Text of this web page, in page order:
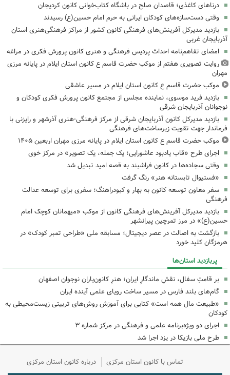
درناهای کاغذی؛ قاصدان صلح در باشگاه کتاب‌خوانی کانون کردیجان
وقتی دست‌سازه‌های کودکان ایرانی به حرم امام حسین(ع) رسیدند
بازدید مدیرکل آفرینش‌های فرهنگی کانون کشور از مراکز فرهنگی‌هنری استان
آذربایجان غربی
امضای تفاهم‌نامه احداث پردیس فرهنگی و هنری کانون پرورش فکری در مراغه
روایت تصویری هفتم از موکب حضرت قاسم ع کانون استان ایلام در پایانه مرزی
مهران
موکب حضرت قاسم ع کانون استان ایلام در مسیر عاشقی
بازدید فرید موسوی، نماینده مجلس از مجتمع کانون پرورش فکری کودکان و
نوجوانان آذربایجان شرقی
بازدید مدیرکل کانون آذربایجان شرقی از مرکز فرهنگی‌-هنری آذرشهر و رایزنی با
فرماندار جهت تقویت زیرساخت‌های فرهنگی
موکب حضرت قاسم ع کانون استان ایلام در پایانه مرزی مهران اربعین ۱۴۰۵
اجرای طرح «قاب یادبود عاشورایی؛ یک جمله، یک تصویر» در مرکز خوی
وقتی سجاده‌ها در کانون فراشبند به قصه امید تبدیل شد
«فستیوال تابستانه هنر» رنگ گرفت
سفر معاون توسعه کانون به بهار و کبودراهنگ؛ سفری برای توسعه عدالت
فرهنگی
بازدید مدیرکل آفرینش‌های فرهنگی کانون از موکب «میهمانان کوچک امام
حسین(ع)» در مرز تمرچین پیرانشهر
بازگشت به اصالت در عصر دیجیتال؛ مسابقه ملی «طراحی تمبر کودک» در
هرمزگان کلید خورد
پربازدید استان‌ها
بر قامتِ سفال، نقشِ ماندگارِ ایران؛ هنرِ کانون‌یاران نوجوان اصفهان
گام‌های بلند فارس در مسیر ساخت رویای علمی آینده ایران
«طبیعت مال همه است» کتابی برای آموزش روش‌های تربیتی زیست‌محیطی به
کودکان
اجرای دو ویژه‌برنامه علمی و فرهنگی در مرکز شماره ۳
طرح ملی بازیکا در یزد اجرا شد
تماس با کانون استان مرکزی درباره کانون استان مرکزی